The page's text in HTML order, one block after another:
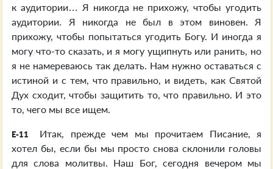
к аудитории… Я никогда не прихожу, чтобы угодить
аудитории. Я никогда не был в этом виновен. Я
прихожу, чтобы попытаться угодить Богу. И иногда я
могу что-то сказать, и я могу ущипнуть или ранить, но
я не намереваюсь так делать. Нам нужно оставаться с
истиной и с тем, что правильно, и видеть, как Святой
Дух сходит, чтобы защитить то, что правильно. И это
то, чего мы все ищем.
E-11
Итак, прежде чем мы прочитаем Писание, я
хотел бы, если бы мы просто снова склонили головы
для слова молитвы. Наш Бог, сегодня вечером мы